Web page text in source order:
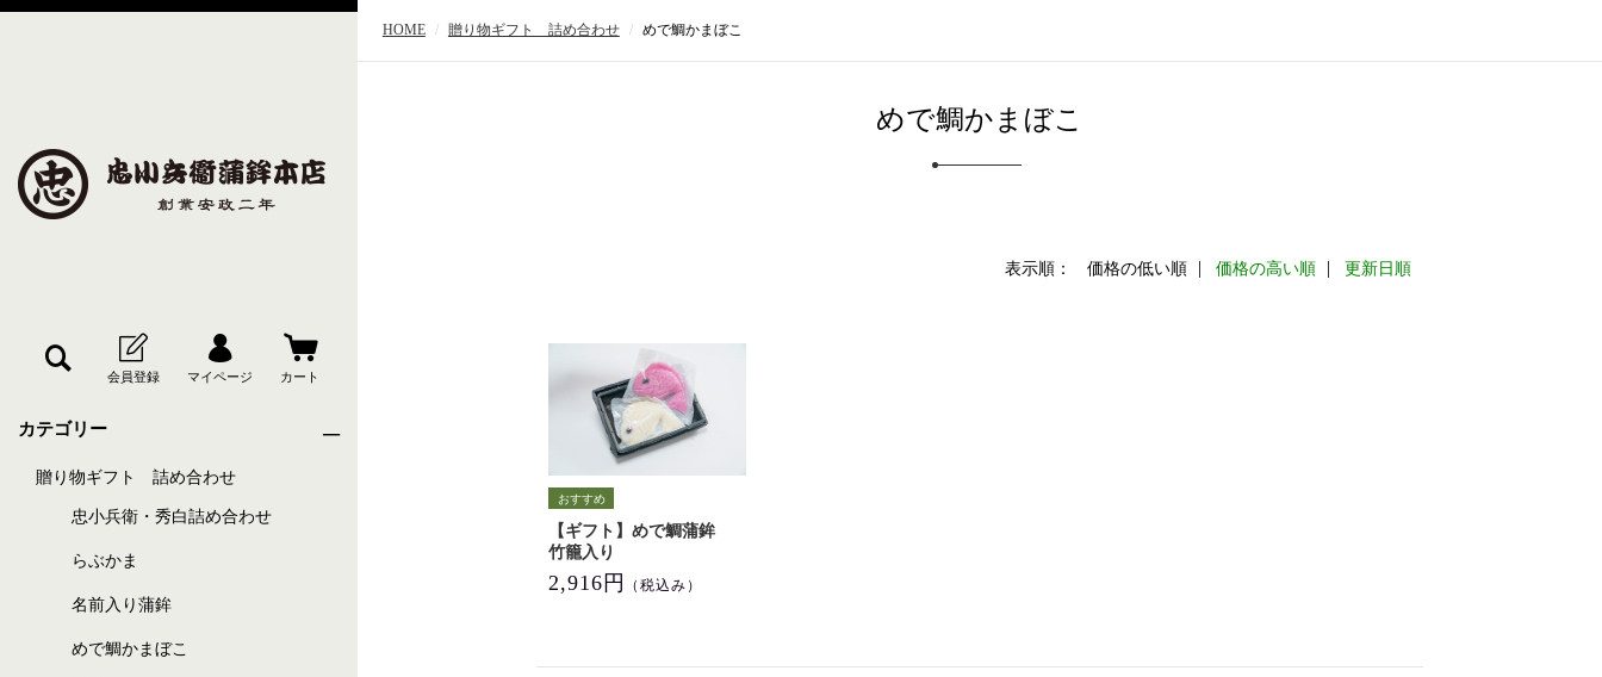
カテゴリー
贈り物ギフト 詰め合わせ
忠小兵衛・秀白詰め合わせ
らぶかま
名前入り蒲鉾
めで鯛かまぼこ
HOME 贈り物ギフト 詰め合わせ めで鯛かまぼこ
めで鯛かまぼこ
表示順： 価格の低い順 価格の高い順 更新日順
【ギフト】めで鯛蒲鉾
竹籠入り
2,916円 （税込み）